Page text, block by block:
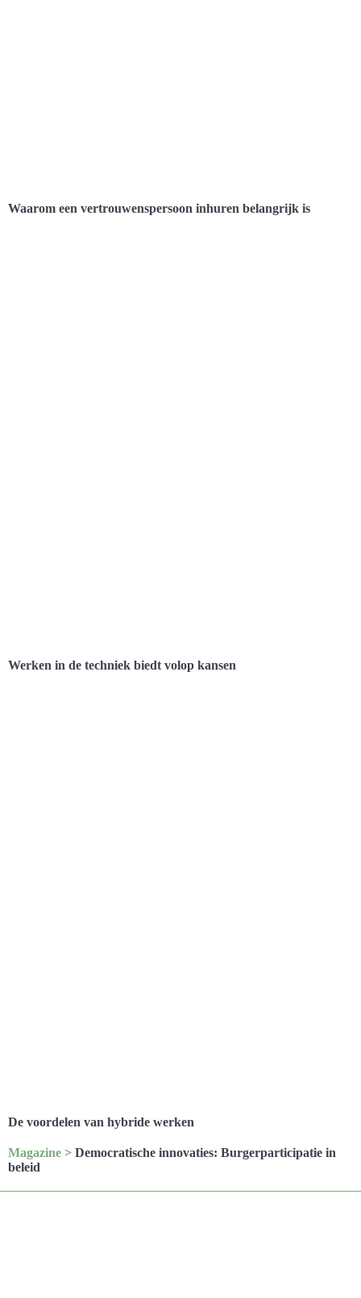
Waarom een vertrouwenspersoon inhuren belangrijk is
Werken in de techniek biedt volop kansen
De voordelen van hybride werken
Magazine > Democratische innovaties: Burgerparticipatie in
beleid